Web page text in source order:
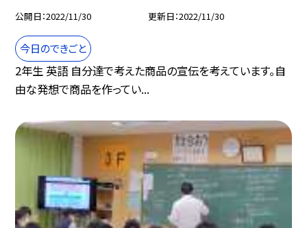
公開日 2022/11/30 更新日 2022/11/30
今日のできごと
2年生 英語 自分達で考えた商品の宣伝を考えています。自
由な発想で商品を作ってい...